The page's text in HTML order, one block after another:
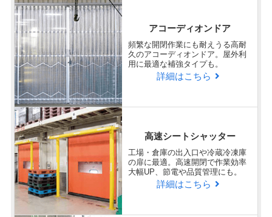
アコーディオンドア
頻繁な開閉作業にも耐えうる高耐
久のアコーディオンドア。屋外利
用に最適な補強タイプも。
詳細はこちら
高速シートシャッター
工場・倉庫の出入口や冷蔵冷凍庫
の扉に最適。高速開閉で作業効率
大幅UP、節電や品質管理にも。
詳細はこちら